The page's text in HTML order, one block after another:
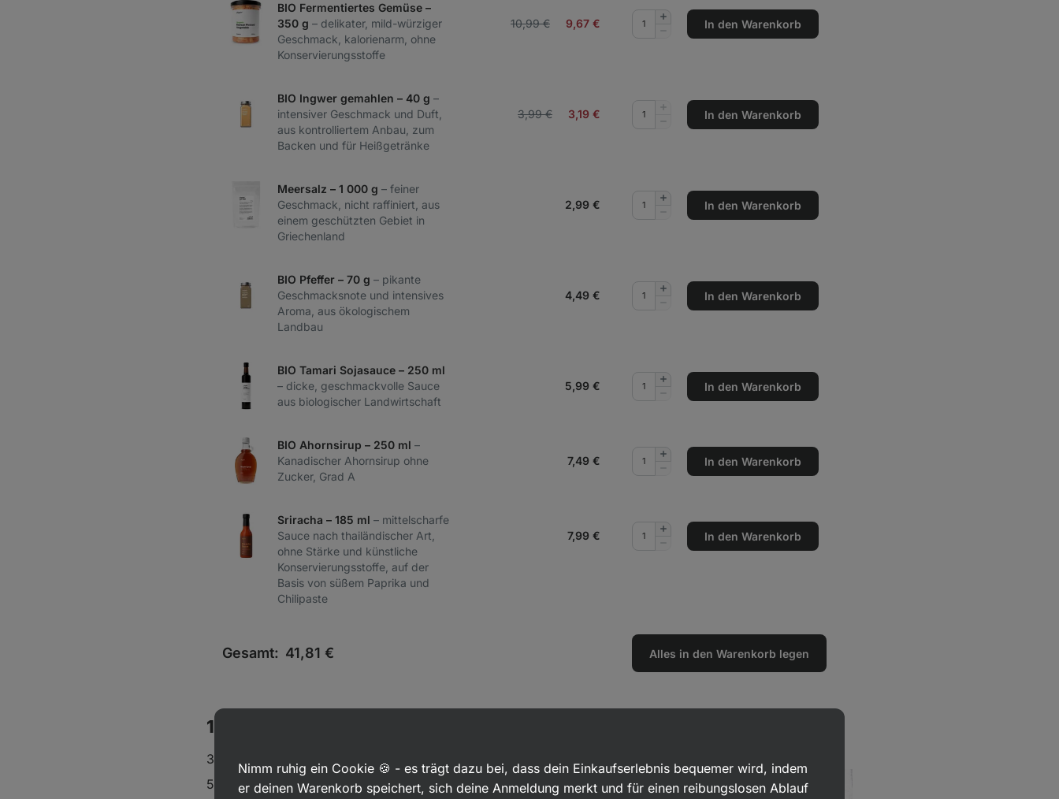
BIO Fermentiertes Gemüse –
350 g – delikater, mild-würziger
Geschmack, kalorienarm, ohne
Konservierungsstoffe
10,99 € 9,67 €
entfernen
Menge
hinzufügenIn den Warenkorb
BIO Ingwer gemahlen – 40 g –
intensiver Geschmack und Duft,
aus kontrolliertem Anbau, zum
Backen und für Heißgetränke
3,99 € 3,19 €
entfernen
Menge
hinzufügenIn den Warenkorb
Meersalz – 1 000 g – feiner
Geschmack, nicht raffiniert, aus
einem geschützten Gebiet in
Griechenland
2,99 €
entfernen
Menge
hinzufügenIn den Warenkorb
BIO Pfeffer – 70 g – pikante
Geschmacksnote und intensives
Aroma, aus ökologischem
Landbau
4,49 €
entfernen
Menge
hinzufügenIn den Warenkorb
BIO Tamari Sojasauce – 250 ml
– dicke, geschmackvolle Sauce
aus biologischer Landwirtschaft
5,99 €
entfernen
Menge
hinzufügenIn den Warenkorb
BIO Ahornsirup – 250 ml –
Kanadischer Ahornsirup ohne
Zucker, Grad A
7,49 €
entfernen
Menge
hinzufügenIn den Warenkorb
Sriracha – 185 ml – mittelscharfe
Sauce nach thailändischer Art,
ohne Stärke und künstliche
Konservierungsstoffe, auf der
Basis von süßem Paprika und
Chilipaste
7,99 €
entfernen
Menge
hinzufügenIn den Warenkorb
Gesamt: 41,81 € Alles in den Warenkorb legen
1 Portion beinhaltet
345 kcal
57,5 g Kohlenhydrate
Nimm ruhig ein Cookie 🍪 - es trägt dazu bei, dass dein Einkaufserlebnis bequemer wird, indem
er deinen Warenkorb speichert, sich deine Anmeldung merkt und für einen reibungslosen Ablauf